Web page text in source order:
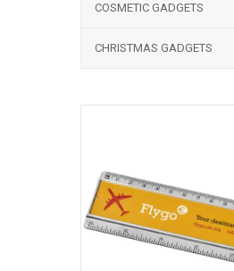
COSMETIC GADGETS
CHRISTMAS GADGETS